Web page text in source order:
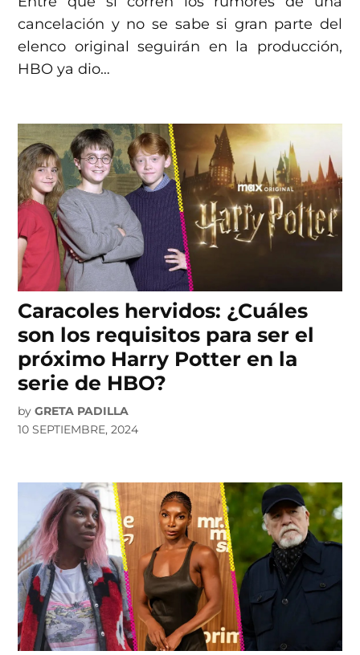
cancelación y no se sabe si gran parte del
elenco original seguirán en la producción,
HBO ya dio…
Caracoles hervidos: ¿Cuáles
son los requisitos para ser el
próximo Harry Potter en la
serie de HBO?
by GRETA PADILLA
10 SEPTIEMBRE, 2024